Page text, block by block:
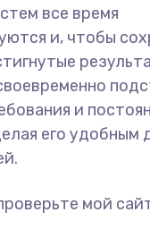
все время
и, чтобы
и
его удобным
мой